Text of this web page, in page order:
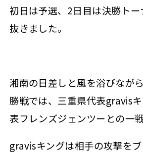
初日は予選、2日目は決勝ト
抜きました。
湘南の日差しと風を浴びなが
勝戦では、三重県代表gravis
表フレンズジェンツーとの一
gravisキングは相手の攻撃を